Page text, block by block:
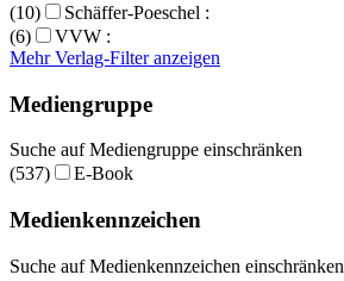
(10)
Schäffer-Poeschel :
(6)
VVW :
Mehr Verlag-Filter anzeigen
Mediengruppe
Suche auf Mediengruppe einschränken
(537)
E-Book
Medienkennzeichen
Suche auf Medienkennzeichen einschränken